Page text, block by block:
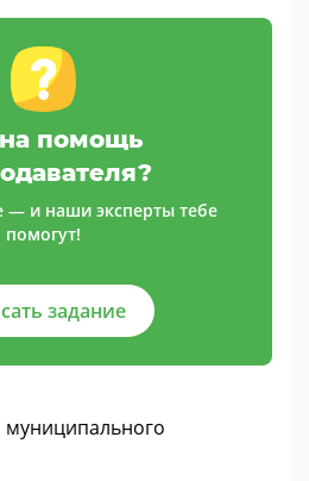
помощь
и наши эксперты тебе
помогут!
задание
муниципального